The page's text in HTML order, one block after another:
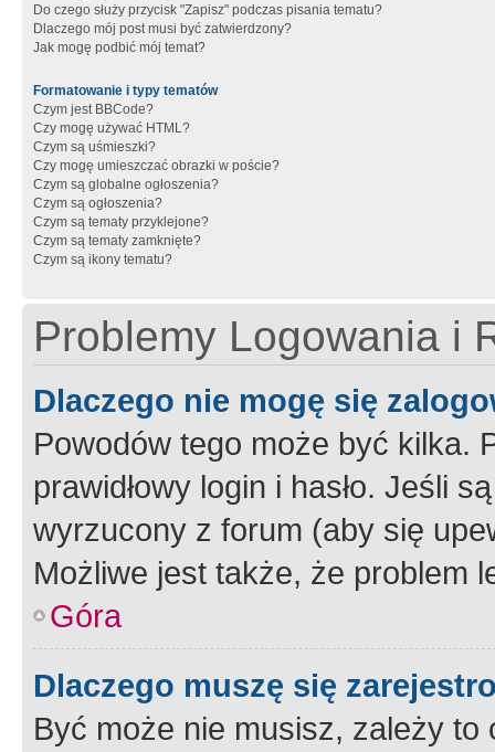
Do czego służy przycisk "Zapisz" podczas pisania tematu?
Dlaczego mój post musi być zatwierdzony?
Jak mogę podbić mój temat?
Formatowanie i typy tematów
Czym jest BBCode?
Czy mogę używać HTML?
Czym są uśmieszki?
Czy mogę umieszczać obrazki w poście?
Czym są globalne ogłoszenia?
Czym są ogłoszenia?
Czym są tematy przyklejone?
Czym są tematy zamknięte?
Czym są ikony tematu?
Problemy Logowania i
Dlaczego nie mogę się
Powodów tego może być kilka.
prawidłowy login i hasło. Jeśli
wyrzucony z forum (aby się
Możliwe jest także, że problem
Góra
Dlaczego muszę się
Być może nie musisz, zależy